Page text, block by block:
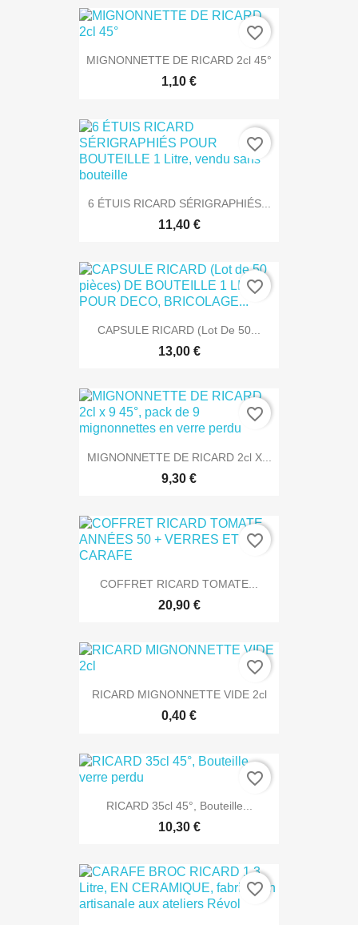
MIGNONNETTE DE RICARD 2cl 45°
1,10 €
favorite_border
6 ÉTUIS RICARD SÉRIGRAPHIÉS...
11,40 €
favorite_border
CAPSULE RICARD (Lot De 50...
13,00 €
favorite_border
MIGNONNETTE DE RICARD 2cl X...
9,30 €
favorite_border
COFFRET RICARD TOMATE...
20,90 €
favorite_border
RICARD MIGNONNETTE VIDE 2cl
0,40 €
favorite_border
RICARD 35cl 45°, Bouteille...
10,30 €
favorite_border
favorite_border